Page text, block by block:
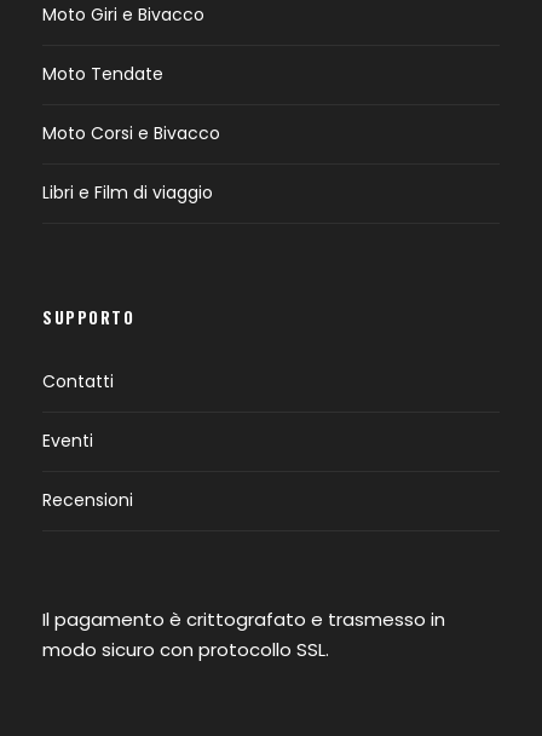
Moto Giri e Bivacco
Moto Tendate
Moto Corsi e Bivacco
Libri e Film di viaggio
SUPPORTO
Contatti
Eventi
Recensioni
Il pagamento è crittografato e trasmesso in
modo sicuro con protocollo SSL.